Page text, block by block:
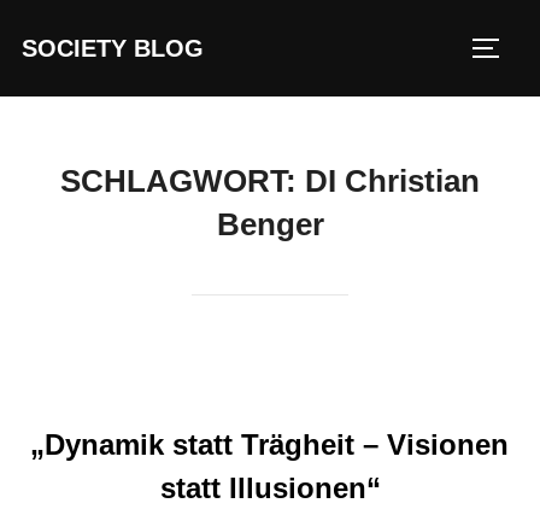
InhaltSOCIETY BLOG
SCHLAGWORT: DI Christian
Benger
„Dynamik statt Trägheit – Visionen
statt Illusionen“